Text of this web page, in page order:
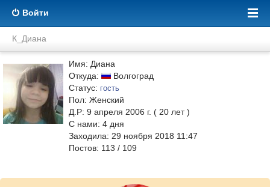
Войти
К_Диана
Имя: Диана
Откуда:
Волгоград
Статус: гость
Пол: Женский
Д.Р: 9 апреля 2006 г. ( 20 лет )
С нами: 4 дня
Заходила: 29 ноября 2018 11:47
Постов: 113 / 109